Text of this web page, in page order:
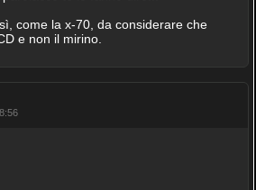
come la x-70, da considerare che
e non il mirino.